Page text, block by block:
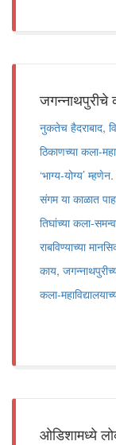
जगन्नाथपुरीचे
नुकतेच हैदराबाद,
ठिकाणच्या कला-
‘भाग्य-योग्य’
संगम या काळात
तिघांच्या कला-
राबविण्याच्या
काय,
कला-
ओडिशामध्ये